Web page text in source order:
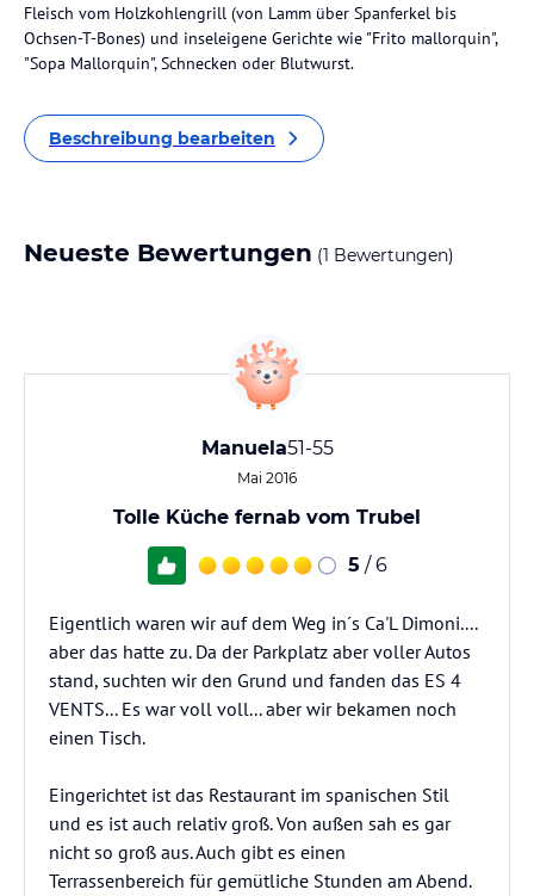
Fleisch vom Holzkohlengrill (von Lamm über Spanferkel bis
Ochsen-T-Bones) und inseleigene Gerichte wie "Frito mallorquin",
"Sopa Mallorquin", Schnecken oder Blutwurst.
Beschreibung bearbeiten
Neueste Bewertungen (1 Bewertungen)
Manuela51-55
Mai 2016
Tolle Küche fernab vom Trubel
5 / 6
Eigentlich waren wir auf dem Weg in´s Ca'L Dimoni....
aber das hatte zu. Da der Parkplatz aber voller Autos
stand, suchten wir den Grund und fanden das ES 4
VENTS... Es war voll voll... aber wir bekamen noch
einen Tisch.
Eingerichtet ist das Restaurant im spanischen Stil
und es ist auch relativ groß. Von außen sah es gar
nicht so groß aus. Auch gibt es einen
Terrassenbereich für gemütliche Stunden am Abend.